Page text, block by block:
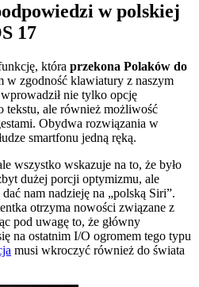
w polskiej
17
która przekona Polaków do
w zgodność klawiatury z naszym
nie tylko opcję
tekstu, ale również możliwość
Obydwa rozwiązania w
smartfonu jedną ręką.
wszystko wskazuje na to, że było
dużej porcji optymizmu, ale
nam nadzieję na „polską Siri”.
otrzyma nowości związane z
pod uwagę to, że główny
na ostatnim I/O ogromem tego typu
musi wkroczyć również do świata